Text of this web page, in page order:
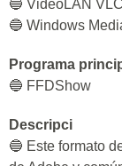
🔵 VideoLAN
🔵 Windows
Programa
🔵 FFDShow
Descripci
🔵 Este formato